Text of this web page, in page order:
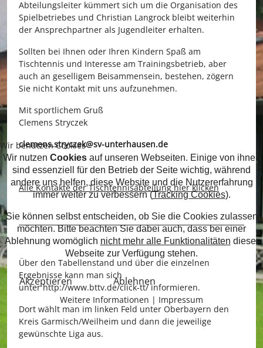
Abteilungsleiter kümmert sich um die Organisation des
Spielbetriebes und Christian Langrock bleibt weiterhin
der Ansprechpartner als Jugendleiter erhalten.
Sollten bei Ihnen oder Ihren Kindern Spaß am
Tischtennis und Interesse am Trainingsbetrieb, aber
auch an geselligem Beisammensein, bestehen, zögern
Sie nicht Kontakt mit uns aufzunehmen.
Mit sportlichem Gruß
Clemens Stryczek
clemens.stryczek@sv-unterhausen.de
Alle Kontakte der Tischtennisabteilung hier klicken
Über den Tabellenstand und über die einzelnen
Ergebnisse kann man sich
unterhttp://www.bttv.de/click-tt/informieren.
Dort wählt man im linken Feld unter Oberbayern den
Kreis Garmisch/Weilheim und dann die jeweilige
gewünschte Liga aus.
Wir benutzen Cookies
Wir nutzen Cookiesauf unseren Webseiten. Einige von ihnen
sind essenziell für den Betrieb der Seite wichtig, während
andere uns helfen, diese Website und die Nutzererfahrung
immer weiter zu verbessern (Tracking Cookies).
Sie können selbst entscheiden, ob Sie die Cookies zulassen
möchten. Bitte beachten Sie dabei auch, dass bei einer
Ablehnung womöglich nicht mehr alle Funktionalitäten dieser
Webseite zur Verfügung stehen.
Akzeptieren Ablehnen
Weitere Informationen | Impressum